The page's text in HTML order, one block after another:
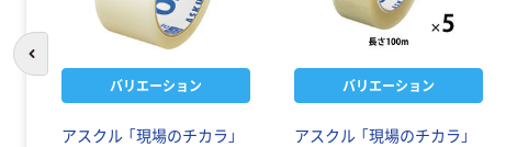
バリエーション
アスクル 「現場のチカラ」
バリエーション
アスクル 「現場のチカラ」
前のスライドへ